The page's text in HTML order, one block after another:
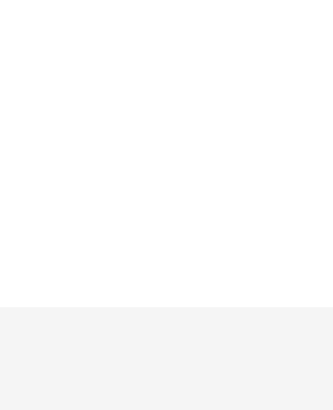
insegura